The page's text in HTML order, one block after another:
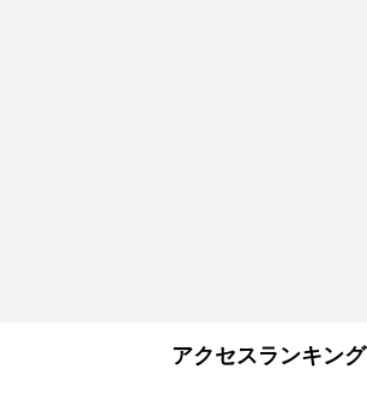
アクセスランキング